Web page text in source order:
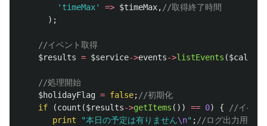
'timeMax'
=> $timeMax, //取得終了時間
);
//イベント取得
$results = $service->events->listEvents (
//処理開始
$holidayFlag = false; //初期化
if
(count ($results->getItems ()) == 0) {
//イベン
print
"本日の予定は有りません\n" ; //ログ出力用なの